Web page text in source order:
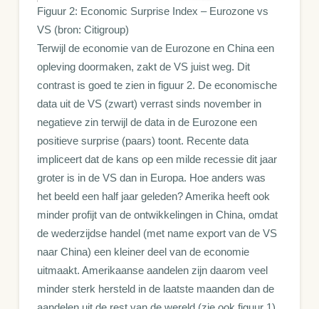
Figuur 2: Economic Surprise Index – Eurozone vs
VS (bron: Citigroup)
Terwijl de economie van de Eurozone en China een
opleving doormaken, zakt de VS juist weg. Dit
contrast is goed te zien in figuur 2. De economische
data uit de VS (zwart) verrast sinds november in
negatieve zin terwijl de data in de Eurozone een
positieve surprise (paars) toont. Recente data
impliceert dat de kans op een milde recessie dit jaar
groter is in de VS dan in Europa. Hoe anders was
het beeld een half jaar geleden? Amerika heeft ook
minder profijt van de ontwikkelingen in China, omdat
de wederzijdse handel (met name export van de VS
naar China) een kleiner deel van de economie
uitmaakt. Amerikaanse aandelen zijn daarom veel
minder sterk hersteld in de laatste maanden dan de